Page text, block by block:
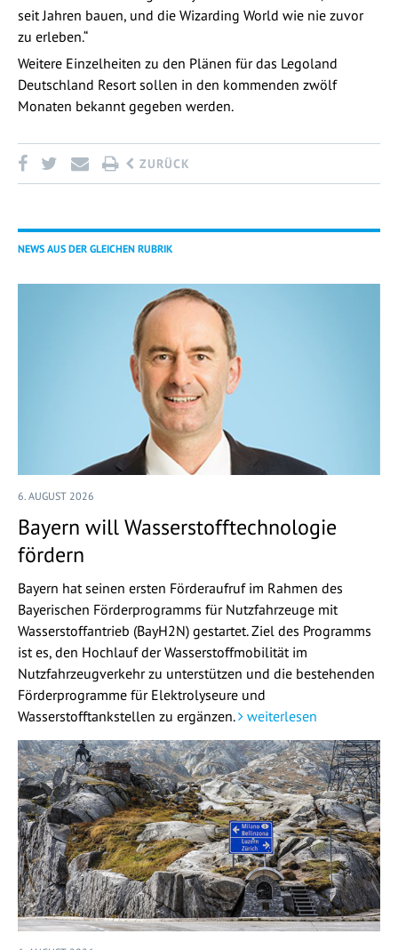
seit Jahren bauen, und die Wizarding World wie nie zuvor
zu erleben.“
Weitere Einzelheiten zu den Plänen für das Legoland
Deutschland Resort sollen in den kommenden zwölf
Monaten bekannt gegeben werden.
ZURÜCK
NEWS AUS DER GLEICHEN RUBRIK
6. AUGUST 2026
Bayern will Wasserstofftechnologie
fördern
Bayern hat seinen ersten Förderaufruf im Rahmen des
Bayerischen Förderprogramms für Nutzfahrzeuge mit
Wasserstoffantrieb (BayH2N) gestartet. Ziel des Programms
ist es, den Hochlauf der Wasserstoffmobilität im
Nutzfahrzeugverkehr zu unterstützen und die bestehenden
Förderprogramme für Elektrolyseure und
Wasserstofftankstellen zu ergänzen.
weiterlesen